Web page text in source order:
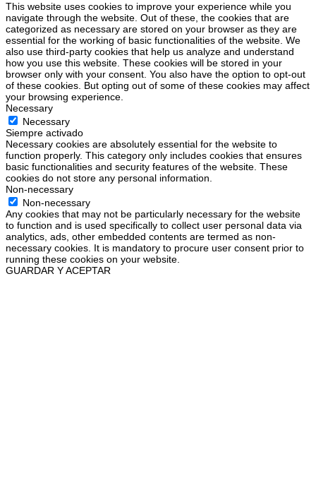
This website uses cookies to improve your experience while you
navigate through the website. Out of these, the cookies that are
categorized as necessary are stored on your browser as they are
essential for the working of basic functionalities of the website. We
also use third-party cookies that help us analyze and understand
how you use this website. These cookies will be stored in your
browser only with your consent. You also have the option to opt-out
of these cookies. But opting out of some of these cookies may affect
your browsing experience.
Necessary
Necessary
Siempre activado
Necessary cookies are absolutely essential for the website to
function properly. This category only includes cookies that ensures
basic functionalities and security features of the website. These
cookies do not store any personal information.
Non-necessary
Non-necessary
Any cookies that may not be particularly necessary for the website
to function and is used specifically to collect user personal data via
analytics, ads, other embedded contents are termed as non-
necessary cookies. It is mandatory to procure user consent prior to
running these cookies on your website.
GUARDAR Y ACEPTAR